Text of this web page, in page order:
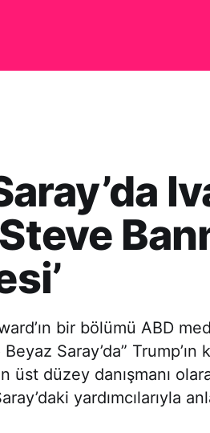
bir bölümü ABD
Saray’da” Trump’ın
üst düzey danışmanı
yardımcılarıyla